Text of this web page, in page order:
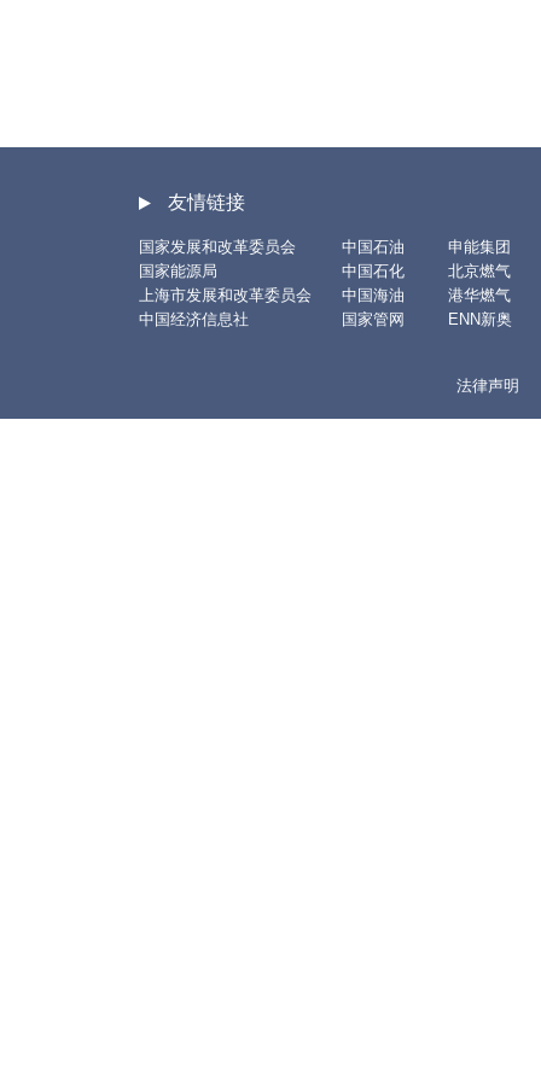
友情链接
国家发展和改革委员会
国家能源局
上海市发展和改革委员会
中国经济信息社
中国石油
中国石化
中国海油
国家管网
申能集团
北京燃气
港华燃气
ENN新奥
法律声明